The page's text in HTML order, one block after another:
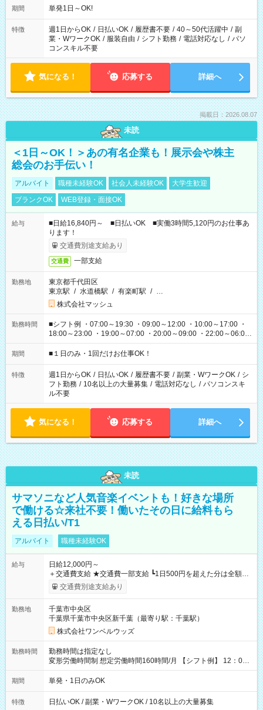
期間 単発1日～OK!
特徴 週1日からOK / 日払いOK / 履歴書不要 / 40～50代活躍中 / 副
業・WワークOK / 服装自由 / シフト勤務 / 電話対応なし / パソ
コンスキル不要
気になる！ 応募する 詳細へ
掲載日：2026.08.07
未読
＜1日～OK！＞あの有名企業も！展示会や株主
総会のお手伝い！
アルバイト 職種未経験OK 社会人未経験OK
大学生歓迎
ブランクOK
WEB登録・面接OK
給与
■日給16,840円～ ■日払いOK ■実働3時間5,120円のお仕事あ
ります！
交通費別途支給あり
交通費 一部支給
勤務地
東京都千代田区
東京駅 / 水道橋駅 / 有楽町駅 / …
株式会社マッシュ
勤務時間
■シフト例 ・07:00～19:30 ・09:00～12:00 ・10:00～17:00 ・
18:00～23:00 ・19:00～07:00 ・20:00～09:00 ・22:00～06:00
etc ★最短で3時間で5,120円のお仕事から 15時間で2万円近く稼
げるお仕事も！ ご希望のお時間に合わせてご紹介！ ※シフトは
ください！
期間 ■１日のみ・1回だけお仕事OK！
特徴 週1日からOK / 日払いOK / 履歴書不要 / 副業・WワークOK / シ
フト勤務 / 10名以上の大量募集 / 電話対応なし / パソコンスキ
ル不要
気になる！ 応募する 詳細へ
未読
サマソニなど人気音楽イベントも！好きな場所
で働ける☆来社不要！働いたその日に給料もら
える日払い/T1
アルバイト 職種未経験OK
給与
日給12,000円～
＋交通費支給 ★交通費一部支給 ┗1日500円を超えた分は全額支
給！ ※往復500円以内の方は自己負担となります ★日払いOK！
（規定あり） ┗働いたその日に現金GET♪ お仕事後はコンビニ
なし
交通費別途支給あり
勤務地
千葉市中央区
千葉県千葉市中央区新千葉（最寄り駅：千葉駅）
株式会社ワンベルウッズ
勤務時間
勤務時間は指定なし
変形労働時間制 想定労働時間160時間/月 【シフト例】 12：00
～22：00
期間 単発・1日のみOK
特徴 日払いOK / 副業・WワークOK / 10名以上の大量募集